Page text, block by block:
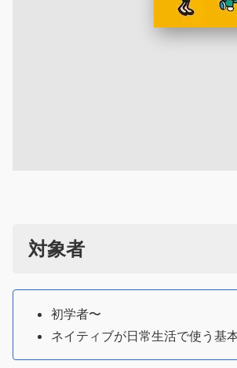
対象者
初学者〜
ネイティブが日常生活で使う基